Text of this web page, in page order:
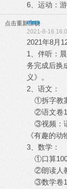
6、运动：游
点击重新加载
elma
2021-8-16
2021年8月
1、伴听：
务完成后换
义》。
2、语文：
①拆字教案
②语文卷1
③视频：
《有趣的动
3、数学：
①口算100
②朗读人教
③数学卷1